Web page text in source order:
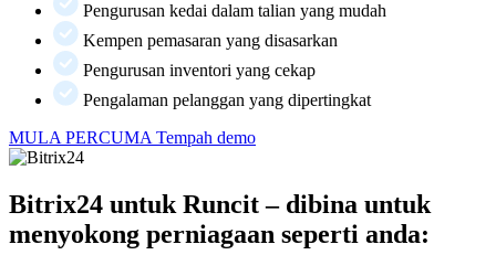
Pengurusan kedai dalam talian yang mudah
Kempen pemasaran yang disasarkan
Pengurusan inventori yang cekap
Pengalaman pelanggan yang dipertingkat
MULA PERCUMATempah demo
Bitrix24 untuk Runcit – dibina untuk
menyokong perniagaan seperti anda: